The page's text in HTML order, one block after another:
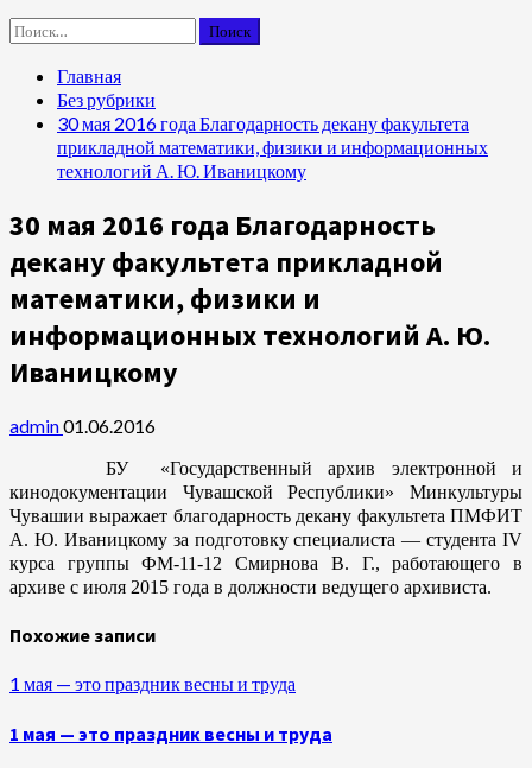
Найти:
Главная
Без рубрики
30 мая 2016 года Благодарность декану факультета
прикладной математики, физики и информационных
технологий А. Ю. Иваницкому
30 мая 2016 года Благодарность
декану факультета прикладной
математики, физики и
информационных технологий А. Ю.
Иваницкому
admin01.06.2016
БУ «Государственный архив электронной и
кинодокументации Чувашской Республики» Минкультуры
Чувашии выражает благодарность декану факультета ПМФИТ
А. Ю. Иваницкому за подготовку специалиста — студента IV
курса группы ФМ-11-12 Смирнова В. Г., работающего в
архиве с июля 2015 года в должности ведущего архивиста.
Похожие записи
1 мая — это праздник весны и труда
1 мая — это праздник весны и труда